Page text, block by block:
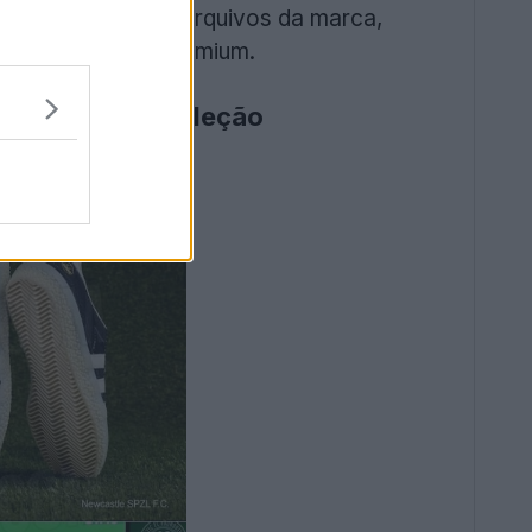
fundo nos arquivos da marca,
acabamento premium.
Sapatos e coleção